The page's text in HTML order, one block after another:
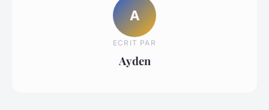
A
ECRIT PAR
Ayden